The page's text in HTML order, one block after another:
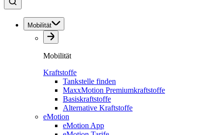
Mobilität
Mobilität
Kraftstoffe
Tankstelle finden
MaxxMotion Premiumkraftstoffe
Basiskraftstoffe
Alternative Kraftstoffe
eMotion
eMotion App